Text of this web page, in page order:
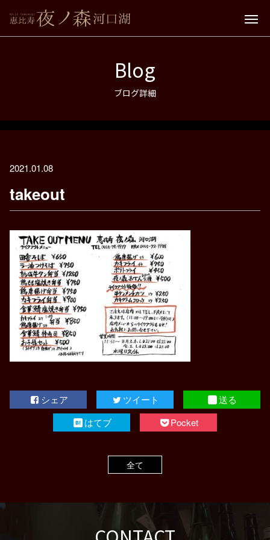
Blog
ブログ詳細
2021.01.08
takeout
シェア ツイート
送る
はてブ
Pocket
全て